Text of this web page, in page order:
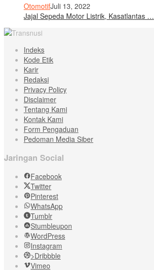
OtomotifJuli 13, 2022
Jajal Sepeda Motor Listrik, Kasatlantas …
Indeks
Kode Etik
Karir
Redaksi
Privacy Policy
Disclaimer
Tentang Kami
Kontak Kami
Form Pengaduan
Pedoman Media Siber
Jaringan Social
Facebook
Twitter
Pinterest
WhatsApp
Tumblr
Stumbleupon
WordPress
Instagram
>Dribbble
Vimeo